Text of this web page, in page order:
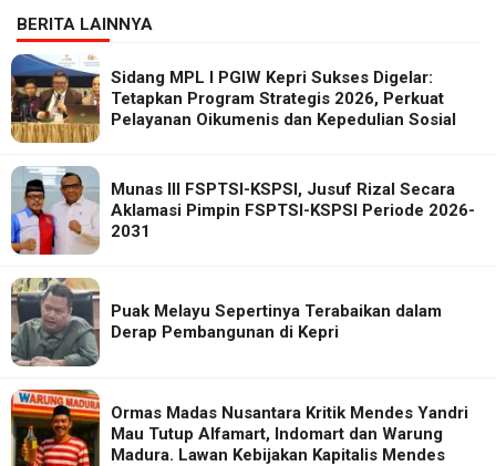
BERITA LAINNYA
Sidang MPL I PGIW Kepri Sukses Digelar:
Tetapkan Program Strategis 2026, Perkuat
Pelayanan Oikumenis dan Kepedulian Sosial
Munas III FSPTSI-KSPSI, Jusuf Rizal Secara
Aklamasi Pimpin FSPTSI-KSPSI Periode 2026-
2031
Puak Melayu Sepertinya Terabaikan dalam
Derap Pembangunan di Kepri
Ormas Madas Nusantara Kritik Mendes Yandri
Mau Tutup Alfamart, Indomart dan Warung
Madura. Lawan Kebijakan Kapitalis Mendes